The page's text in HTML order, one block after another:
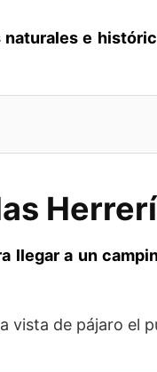
naturales e
llegar a un
vista de pájaro el